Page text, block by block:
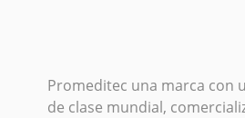
Promeditec una marca con
de clase mundial,